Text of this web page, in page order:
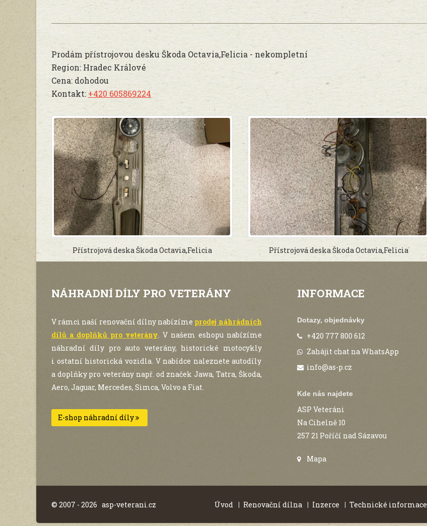
Prodám přístrojovou desku Škoda Octavia,Felicia - nekompletní
Region: Hradec Králové
Cena: dohodou
Kontakt: +420 605869224
Přístrojová deska Škoda Octavia,Felicia Přístrojová deska Škoda Octavia,Felicia
NÁHRADNÍ DÍLY PRO VETERÁNY
V rámci naší renovační dílny nabízíme prodej náhrádních
dílů a doplňků pro veterány. V našem eshopu nabízíme
náhradní díly pro auto veterány, historické motocykly
i ostatní historická vozidla. V nabídce naleznete autodíly
a doplňky pro veterány např. od značek Jawa, Tatra, Škoda,
Aero, Jaguar, Mercedes, Simca, Volvo a Fiat.
E-shop náhradní díly
INFORMACE
Dotazy, objednávky
+420 777 800 612
Zahájit chat na WhatsApp
info@as-p.cz
Kde nás najdete
ASP Veteráni
Na Cihelně 10
257 21 Poříčí nad Sázavou
Mapa
Úvod Renovační dílna Inzerce Technické informace
© 2007 - 2026 asp-veterani.cz